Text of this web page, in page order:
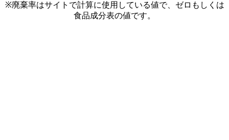
※廃棄率はサイトで計算に使用している値で、ゼロもしくは
食品成分表の値です。